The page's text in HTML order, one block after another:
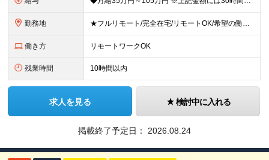
勤務地 ★フルリモート/完全在宅/リモートOK/希望の働き方が叶う ◆ご自身のご希望や居住地を考慮し、決定します。 ◆転居を伴う転勤はありません。 全国各地のプロジェクト先での勤務となります。 【東京本
働き方 リモートワークOK
残業時間 10時間以内
求人を見る 検討中に入れる
掲載終了予定日： 2026.08.24